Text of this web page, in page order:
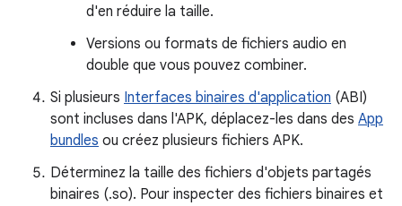
d'en réduire la taille.
Versions ou formats de fichiers audio en
double que vous pouvez combiner.
Si plusieurs Interfaces binaires d'application (ABI)
sont incluses dans l'APK, déplacez-les dans des App
bundles ou créez plusieurs fichiers APK.
Déterminez la taille des fichiers d'objets partagés
binaires (.so). Pour inspecter des fichiers binaires et